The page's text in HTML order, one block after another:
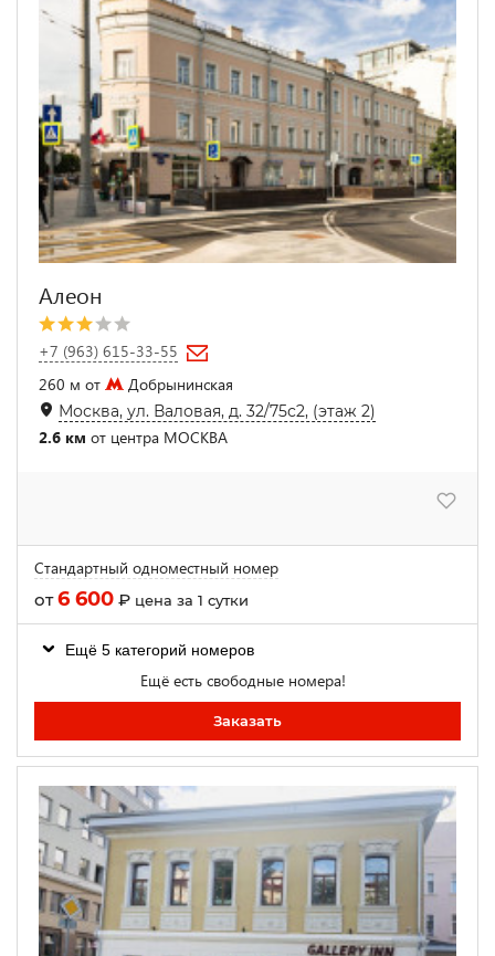
Алеон
+7 (963) 615-33-55
260 м от
Добрынинская
Москва, ул. Валовая, д. 32/75с2, (этаж 2)
2.6 км от центра МОСКВА
Стандартный одноместный номер
от6 600 ₽ цена за 1 сутки
Ещё 5 категорий номеров
Ещё есть свободные номера!
Заказать